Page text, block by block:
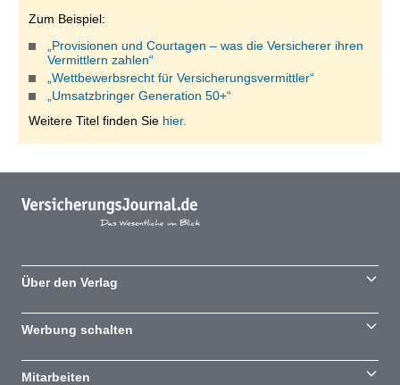
Zum Beispiel:
„Provisionen und Courtagen – was die Versicherer ihren
Vermittlern zahlen“
„Wettbewerbsrecht für Versicherungsvermittler“
„Umsatzbringer Generation 50+“
Weitere Titel finden Sie hier.
Über den Verlag
Werbung schalten
Mitarbeiten